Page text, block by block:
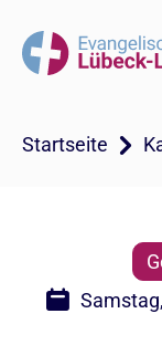
Startseite